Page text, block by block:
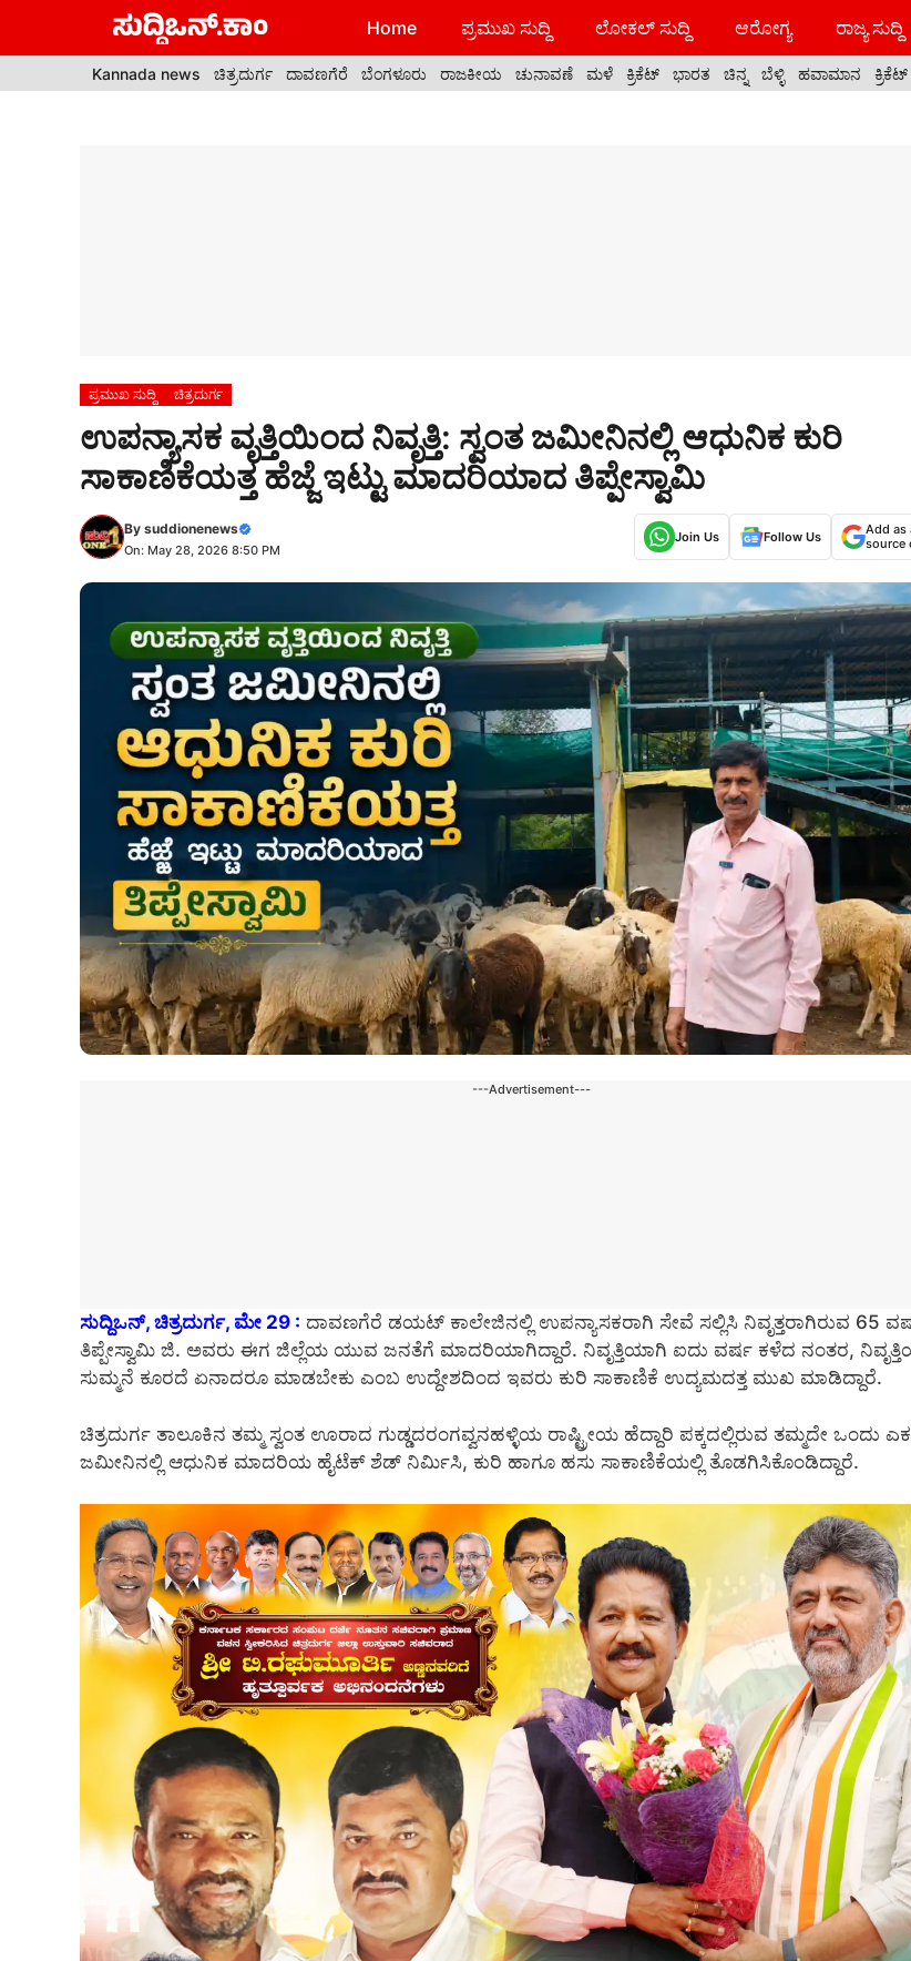
Home ಪ್ರಮುಖ ಸುದ್ದಿ ಲೋಕಲ್ ಸುದ್ದಿ ಆರೋಗ್ಯ ರಾಜ್ಯ ಸುದ್ದಿ
Kannada news ಚಿತ್ರದುರ್ಗ ದಾವಣಗೆರೆ ಬೆಂಗಳೂರು ರಾಜಕೀಯ ಚುನಾವಣೆ ಮಳೆ ಕ್ರಿಕೆಟ್ ಭಾರತ ಚಿನ್ನ ಬೆಳ್ಳಿ ಹವಾಮಾನ ಕ್ರಿಕೆಟ್
ಪ್ರಮುಖ ಸುದ್ದಿ ಚಿತ್ರದುರ್ಗ
ಉಪನ್ಯಾಸಕ ವೃತ್ತಿಯಿಂದ ನಿವೃತ್ತಿ: ಸ್ವಂತ ಜಮೀನಿನಲ್ಲಿ ಆಧುನಿಕ ಕುರಿ
ಸಾಕಾಣಿಕೆಯತ್ತ ಹೆಜ್ಜೆ ಇಟ್ಟು ಮಾದರಿಯಾದ ತಿಪ್ಪೇಸ್ವಾಮಿ
By suddionenews
On: May 28, 2026 8:50 PM
Join Us Follow Us
Add as
source
---Advertisement---
ಸುದ್ದಿಒನ್, ಚಿತ್ರದುರ್ಗ, ಮೇ 29 : ದಾವಣಗೆರೆ ಡಯಟ್ ಕಾಲೇಜಿನಲ್ಲಿ ಉಪನ್ಯಾಸಕರಾಗಿ ಸೇವೆ ಸಲ್ಲಿಸಿ ನಿವೃತ್ತರಾಗಿರುವ 65
ತಿಪ್ಪೇಸ್ವಾಮಿ ಜಿ. ಅವರು ಈಗ ಜಿಲ್ಲೆಯ ಯುವ ಜನತೆಗೆ ಮಾದರಿಯಾಗಿದ್ದಾರೆ. ನಿವೃತ್ತಿಯಾಗಿ ಐದು ವರ್ಷ ಕಳೆದ ನಂತರ,
ಸುಮ್ಮನೆ ಕೂರದೆ ಏನಾದರೂ ಮಾಡಬೇಕು ಎಂಬ ಉದ್ದೇಶದಿಂದ ಇವರು ಕುರಿ ಸಾಕಾಣಿಕೆ ಉದ್ಯಮದತ್ತ ಮುಖ ಮಾಡಿದ್ದಾರೆ.
ಚಿತ್ರದುರ್ಗ ತಾಲೂಕಿನ ತಮ್ಮ ಸ್ವಂತ ಊರಾದ ಗುಡ್ಡದರಂಗವ್ವನಹಳ್ಳಿಯ ರಾಷ್ಟ್ರೀಯ ಹೆದ್ದಾರಿ ಪಕ್ಕದಲ್ಲಿರುವ ತಮ್ಮದೇ ಒಂದು
ಜಮೀನಿನಲ್ಲಿ ಆಧುನಿಕ ಮಾದರಿಯ ಹೈಟೆಕ್ ಶೆಡ್ ನಿರ್ಮಿಸಿ, ಕುರಿ ಹಾಗೂ ಹಸು ಸಾಕಾಣಿಕೆಯಲ್ಲಿ ತೊಡಗಿಸಿಕೊಂಡಿದ್ದಾರೆ.